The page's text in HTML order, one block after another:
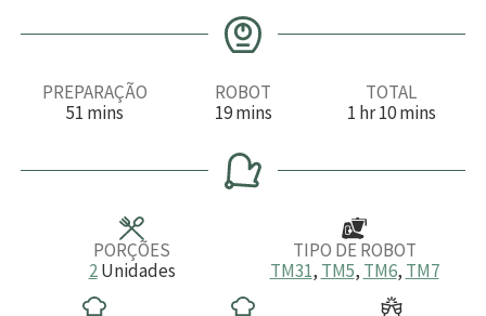
PREPARAÇÃO
51m
u
mins
ROBOT
19m
n
u
t
mins
TOTAL
1h
a
hr10m
u
mins
PORÇÕES
2 Unidades
TIPO DE ROBOT
TM31, TM5, TM6, TM7